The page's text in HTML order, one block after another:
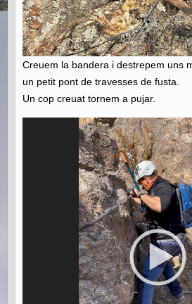
Creuem la bandera i destrepem uns
un petit pont de travesses de fusta.
Un cop creuat tornem a pujar.